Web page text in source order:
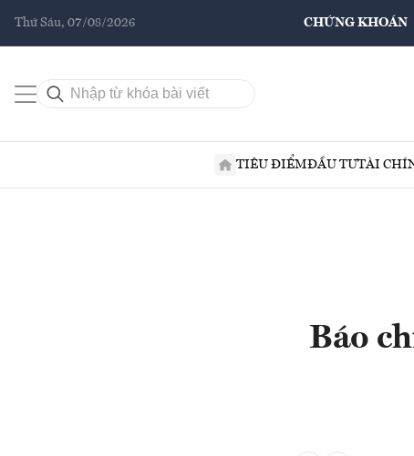
Thứ Sáu, 07/08/2026 CHỨNG KHOÁN
TIÊU ĐIỂMĐẦU TƯTÀI
Báo